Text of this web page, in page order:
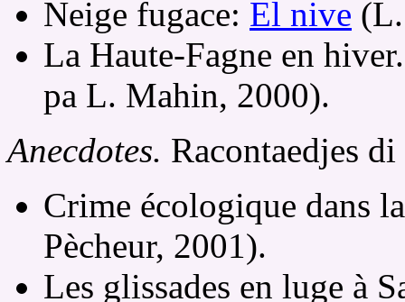
Neige fugace: El nive
La Haute-Fagne en hiver.
pa L. Mahin, 2000).
Anecdotes. Racontaedjes
Crime écologique dans
Pècheur, 2001).
Les glissades en luge à